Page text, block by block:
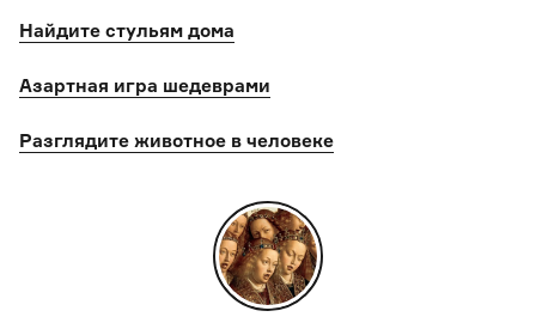
Найдите стульям дома
Азартная игра шедеврами
Разглядите животное в человеке